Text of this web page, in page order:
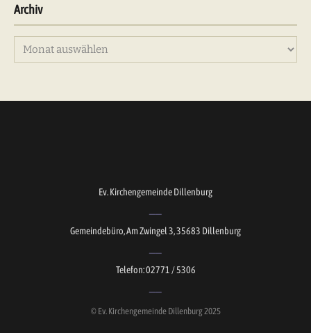
Archiv
Archiv
Ev. Kirchengemeinde Dillenburg
Gemeindebüro, Am Zwingel 3, 35683 Dillenburg
Telefon: 02771 / 5306
© Ev. Kirchengemeinde Dillenburg 2025